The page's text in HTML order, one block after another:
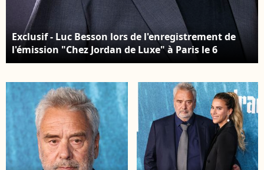
Exclusif - Luc Besson lors de l'enregistrement de
l'émission "Chez Jordan de Luxe" à Paris le 6
décembre 2023.